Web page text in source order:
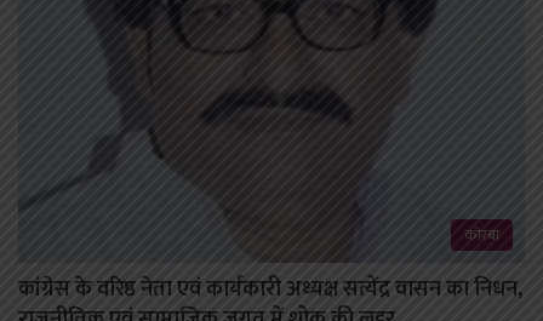
कोरबा
कांग्रेस के वरिष्ठ नेता एवं कार्यकारी अध्यक्ष सत्येंद्र वासन का निधन,